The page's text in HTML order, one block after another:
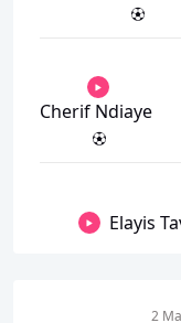
Cherif Ndiaye
Elayis
2